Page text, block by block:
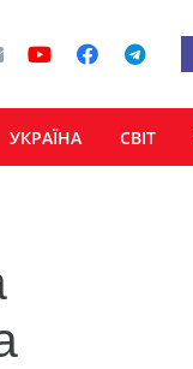
УКРАЇНА СВІТ